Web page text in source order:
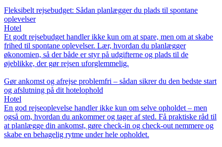
Fleksibelt rejsebudget: Sådan planlægger du plads til spontane
oplevelser
Hotel
Et godt rejsebudget handler ikke kun om at spare, men om at skabe
frihed til spontane oplevelser. Lær, hvordan du planlægger
økonomien, så der både er styr på udgifterne og plads til de
øjeblikke, der gør rejsen uforglemmelig.
Gør ankomst og afrejse problemfri – sådan sikrer du den bedste start
og afslutning på dit hotelophold
Hotel
En god rejseoplevelse handler ikke kun om selve opholdet – men
også om, hvordan du ankommer og tager af sted. Få praktiske råd til
at planlægge din ankomst, gøre check-in og check-out nemmere og
skabe en behagelig rytme under hele opholdet.